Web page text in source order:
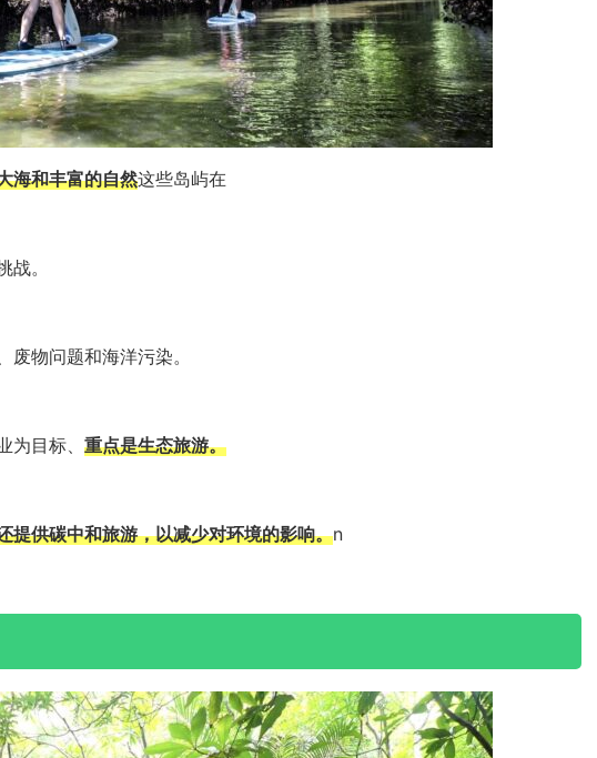
海和丰富的自然这些岛屿在
。
物问题和海洋污染。
目标、 重点是生态旅游。
提供碳中和旅游，以减少对环境的影响。n